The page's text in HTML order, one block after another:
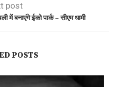
post
में बनाएंगे ईको पार्क – सीएम धामी
POSTS